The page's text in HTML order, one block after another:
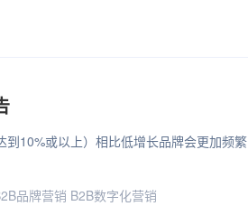
10%或以上）相比低增长品牌会更加频繁
品牌营销 B2B数字化营销